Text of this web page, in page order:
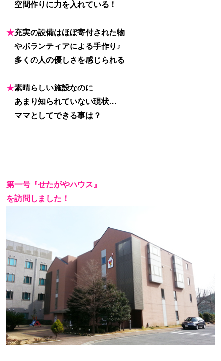
空間作りに力を入れている！
★充実の設備はほぼ寄付された物
★やボランティアによる手作り♪
多くの人の優しさを感じられる
★素晴らしい施設なのに
あまり知られていない現状…
ママとしてできる事は？
第一号『せたがやハウス』
を訪問しました！